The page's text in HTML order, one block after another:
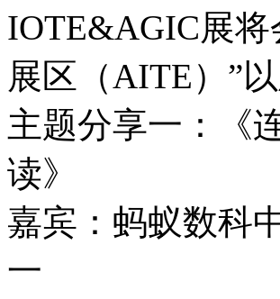
IOTE&AGIC展
展区（AITE）”
主题分享一：《
读》
嘉宾：蚂蚁数科
一